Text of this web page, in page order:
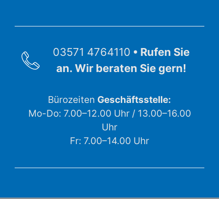
03571 4764110 • Rufen Sie
an. Wir beraten Sie gern!
Bürozeiten Geschäftsstelle:
Mo-Do: 7.00–12.00 Uhr / 13.00–16.00
Uhr
Fr: 7.00–14.00 Uhr